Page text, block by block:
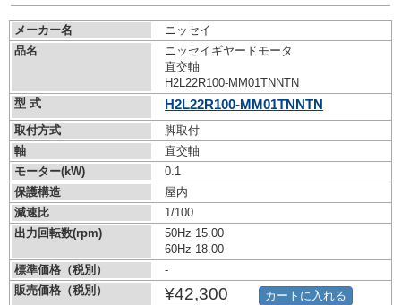
メーカー名
ニッセイ
品名
ニッセイギヤードモータ
直交軸
H2L22R100-MM01TNNTN
型 式
H2L22R100-MM01TNNTN
取付方式
脚取付
軸
直交軸
モーター(kW)
0.1
保護構造
屋内
減速比
1/100
出力回転数(rpm)
50Hz 15.00
60Hz 18.00
標準価格（税別）
-
販売価格（税別）
¥42,300 カートに入れる